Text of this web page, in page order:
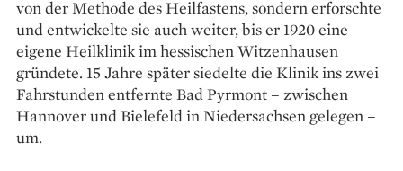
von der Methode des Heil­fastens, sondern erforschte
und entwickelte sie auch weiter, bis er 1920 eine
eigene Heilklinik im hessischen Witzenhausen
gründete. 15 Jahre später siedelte die Klinik ins zwei
Fahrstunden ent­fernte Bad Pyrmont – zwischen
Hannover und Bielefeld in Niedersachsen gelegen –
um.